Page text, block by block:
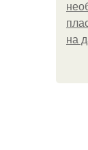
на